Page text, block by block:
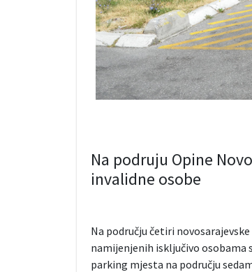
Na podruju Opine
invalidne osobe
Na području četiri
namijenjenih isključivo
parking mjesta na području